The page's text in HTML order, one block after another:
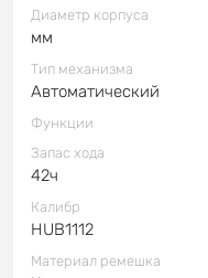
Диаметр корпуса
мм
Тип механизма
Автоматический
Функции
Запас хода
42ч
Калибр
HUB1112
Материал ремешка